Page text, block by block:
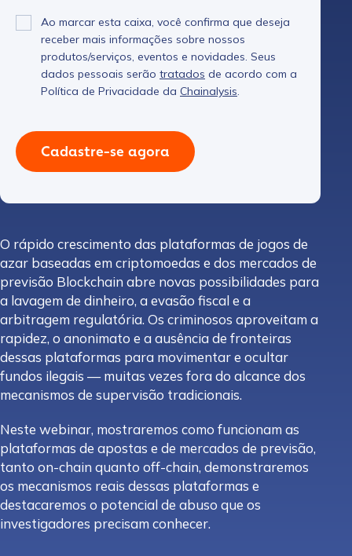
O rápido crescimento das plataformas de jogos de
azar baseadas em criptomoedas e dos mercados de
previsão Blockchain abre novas possibilidades para
a lavagem de dinheiro, a evasão fiscal e a
arbitragem regulatória. Os criminosos aproveitam a
rapidez, o anonimato e a ausência de fronteiras
dessas plataformas para movimentar e ocultar
fundos ilegais — muitas vezes fora do alcance dos
mecanismos de supervisão tradicionais.
Neste webinar, mostraremos como funcionam as
plataformas de apostas e de mercados de previsão,
tanto on-chain quanto off-chain, demonstraremos
os mecanismos reais dessas plataformas e
destacaremos o potencial de abuso que os
investigadores precisam conhecer.
Ao marcar esta caixa, você confirma que deseja
receber mais informações sobre nossos
produtos/serviços, eventos e novidades. Seus
dados pessoais serão tratados de acordo com a
Política de Privacidade da Chainalysis.
Cadastre-se agora